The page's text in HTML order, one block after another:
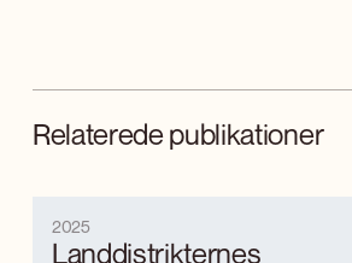
Relaterede publikationer
Landdistrikternes
2025